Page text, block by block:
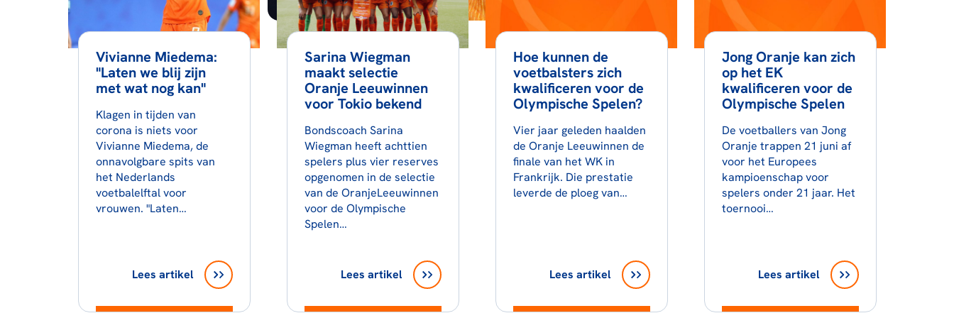
Vivianne Miedema:
"Laten we blij zijn
met wat nog kan"
Klagen in tijden van
corona is niets voor
Vivianne Miedema, de
onnavolgbare spits van
het Nederlands
voetbalelftal voor
vrouwen. "Laten…
Lees artikel
Sarina Wiegman
maakt selectie
Oranje Leeuwinnen
voor Tokio bekend
Bondscoach Sarina
Wiegman heeft achttien
spelers plus vier reserves
opgenomen in de selectie
van de OranjeLeeuwinnen
voor de Olympische
Spelen…
Lees artikel
Hoe kunnen de
voetbalsters zich
kwalificeren voor de
Olympische Spelen?
Vier jaar geleden haalden
de Oranje Leeuwinnen de
finale van het WK in
Frankrijk. Die prestatie
leverde de ploeg van…
Lees artikel
Jong Oranje kan zich
op het EK
kwalificeren voor de
Olympische Spelen
De voetballers van Jong
Oranje trappen 21 juni af
voor het Europees
kampioenschap voor
spelers onder 21 jaar. Het
toernooi…
Lees artikel